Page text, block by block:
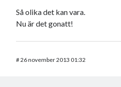
Så olika det kan vara.
Nu är det gonatt!
#26 november 2013 01:32